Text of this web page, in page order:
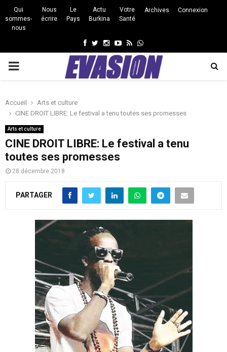
Qui
sommes-
nous
Nous
écrire
Le
Pays
Actu
Burkina
Votre
Santé
Archives Connexion
Facebook
Twitter
Instagram
Youtube
RssWhatsapp
PRIMARY
Accueil
Arts et culture
CINE DROIT LIBRE: Le festival a tenu toutes ses promesses
Arts et culture
CINE DROIT LIBRE: Le festival a tenu
toutes ses promesses
28 décembre 2018
PARTAGER